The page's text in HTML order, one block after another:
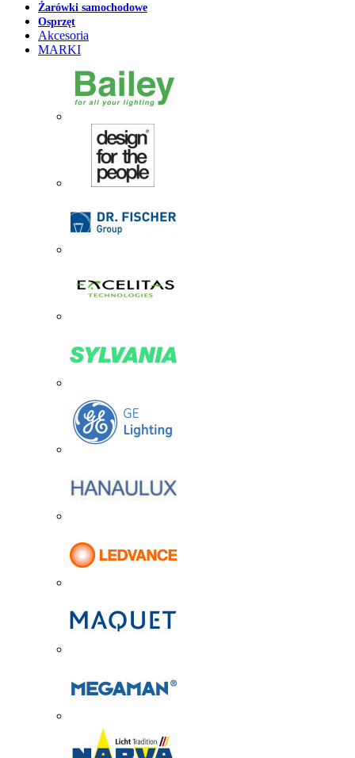
Żarówki samochodowe
Osprzęt
Akcesoria
MARKI